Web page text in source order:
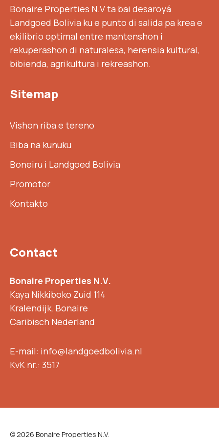
Bonaire Properties N.V ta bai desaroyá
Landgoed Bolivia ku e punto di salida pa krea e
ekilibrio optimal entre mantenshon i
rekuperashon di naturalesa, herensia kultural,
bibienda, agrikultura i rekreashon.
Sitemap
Vishon riba e tereno
Biba na kunuku
Boneiru i Landgoed Bolivia
Promotor
Kontakto
Contact
Bonaire Properties N.V.
Kaya Nikkiboko Zuid 114
Kralendijk, Bonaire
Caribisch Nederland
E-mail: info@landgoedbolivia.nl
KvK nr.: 3517
© 2026 Bonaire Properties N.V.